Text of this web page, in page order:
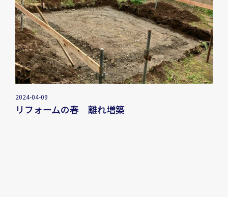
2024-04-09
リフォームの春 離れ増築